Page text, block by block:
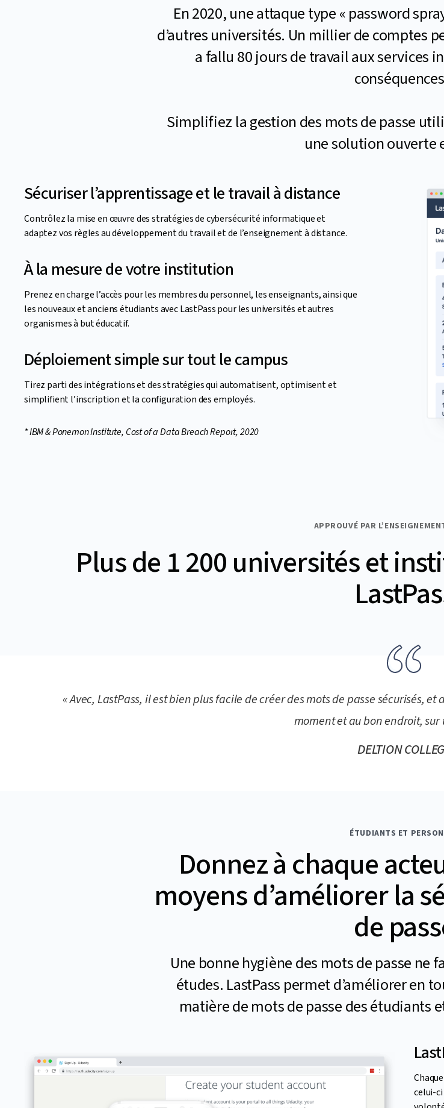
En 2020, une attaque type « password
d’autres universités. Un millier de comptes
a fallu 80 jours de travail aux services
Simplifiez la gestion des mots de passe
une solution ouverte
Sécuriser l’apprentissage et le travail à distance
Contrôlez la mise en œuvre des stratégies de cybersécurité informatique et
adaptez vos règles au développement du travail et de l’enseignement à distance.
À la mesure de votre institution
Prenez en charge l’accès pour les membres du personnel, les enseignants, ainsi que
les nouveaux et anciens étudiants avec LastPass pour les universités et autres
organismes à but éducatif.
Déploiement simple sur tout le campus
Tirez parti des intégrations et des stratégies qui automatisent, optimisent et
simplifient l’inscription et la configuration des employés.
* IBM & Ponemon Institute, Cost of a Data Breach Report, 2020
APPROUVÉ PAR
Plus de 1 200 universités et
« Avec, LastPass, il est bien plus facile de créer des mots de passe sécurisés,
moment et au bon endroit,
DELTION
ÉTUDIANTS ET
Donnez à chaque
moyens d’améliorer la
de
Une bonne hygiène des mots de passe ne
études. LastPass permet d’améliorer en
matière de mots de passe des étudiants
celui-